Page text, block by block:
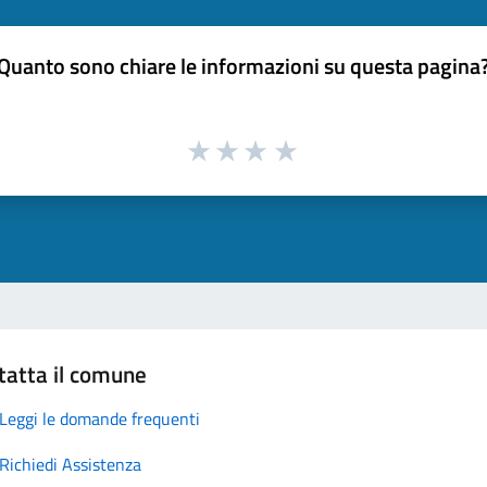
sono chiare le informazioni su questa
il comune
Leggi le domande frequenti
Richiedi Assistenza